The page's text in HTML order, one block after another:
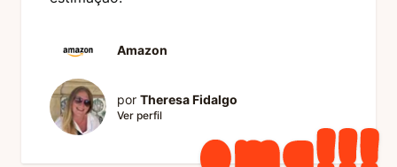
Amazon
por Theresa Fidalgo
Ver perfil